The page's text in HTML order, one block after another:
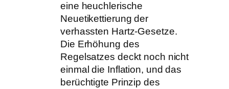
eine heuchlerische
Neuetikettierung der
verhassten Hartz-Gesetze.
Die Erhöhung des
Regelsatzes deckt noch nicht
einmal die Inflation, und das
berüchtigte Prinzip des